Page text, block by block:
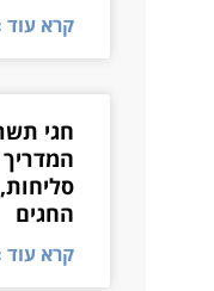
קרא עוד
חגי
החגים
קרא עוד